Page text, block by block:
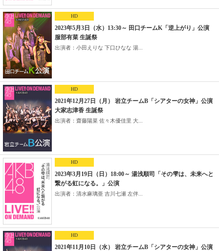
HD
2023年5月3日（水）13:30～ 田口チームK「逆上がり」公演
服部有菜 生誕祭
出演者：小田えりな 下口ひなな 湯...
HD
2021年12月27日（月） 岩立チームB「シアターの女神」公演
大家志津香 生誕祭
出演者：齋藤陽菜 佐々木優佳里 大...
HD
2023年3月19日（日）18:00～ 湯浅順司「その雫は、未来へと
繋がる虹になる。」公演
出演者：清水麻璃亜 吉川七瀬 左伴...
HD
2021年11月10日（水） 岩立チームB「シアターの女神」公演